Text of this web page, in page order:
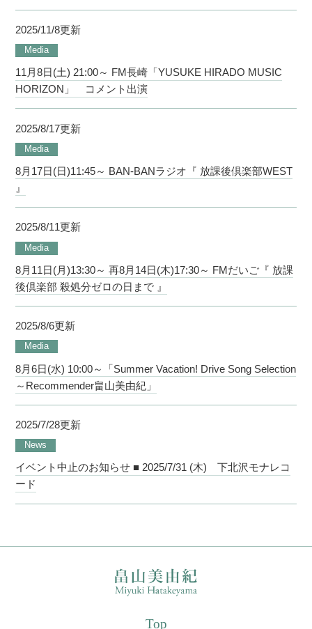
2025/11/8更新
Media
11月8日(土) 21:00～ FM長崎「YUSUKE HIRADO MUSIC
HORIZON」 コメント出演
2025/8/17更新
Media
8月17日(日)11:45～ BAN-BANラジオ『 放課後倶楽部WEST
』
2025/8/11更新
Media
8月11日(月)13:30～ 再8月14日(木)17:30～ FMだいご『 放課
後倶楽部 殺処分ゼロの日まで 』
2025/8/6更新
Media
8月6日(水) 10:00～「Summer Vacation! Drive Song Selection
～Recommender畠山美由紀」
2025/7/28更新
News
イベント中止のお知らせ ■ 2025/7/31 (木) 下北沢モナレコ
ード
Top